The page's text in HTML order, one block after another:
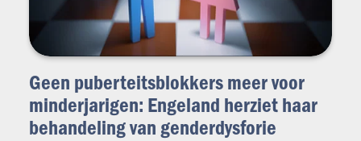
Geen puberteitsblokkers meer voor
minderjarigen: Engeland herziet haar
behandeling van genderdysforie